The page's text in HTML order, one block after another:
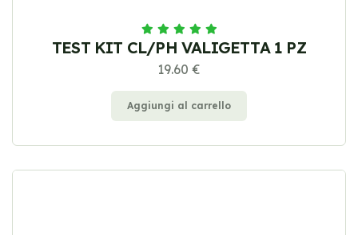
TEST KIT CL/PH VALIGETTA 1 PZ
19.60 €
Aggiungi al carrello